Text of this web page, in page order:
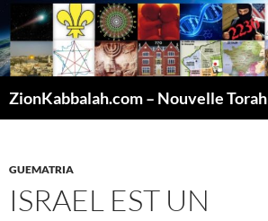
ZionKabbalah.com – Nouvelle Torah
GUEMATRIA
ISRAEL EST UN